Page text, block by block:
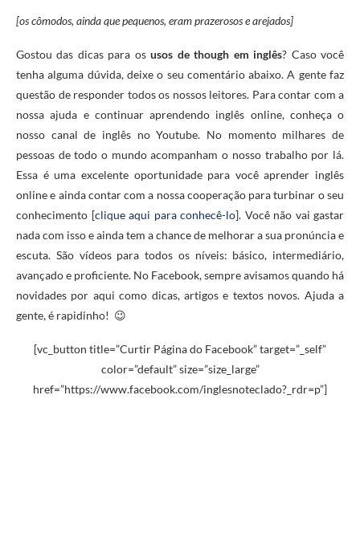
[os cômodos, ainda que pequenos, eram prazerosos e arejados]
Gostou das dicas para osusos de though em inglês? Caso você
tenha alguma dúvida, deixe o seu comentário abaixo. A gente faz
questão de responder todos os nossos leitores. Para contar com a
nossa ajuda e continuar aprendendo inglês online, conheça o
nosso canal de inglês no Youtube. No momento milhares de
pessoas de todo o mundo acompanham o nosso trabalho por lá.
Essa é uma excelente oportunidade para você aprender inglês
online e ainda contar com a nossa cooperação para turbinar o seu
conhecimento [clique aqui para conhecê-lo]. Você não vai gastar
nada com isso e ainda tem a chance de melhorar a sua pronúncia e
escuta. São vídeos para todos os níveis: básico, intermediário,
avançado e proficiente. No Facebook, sempre avisamos quando há
novidades por aqui como dicas, artigos e textos novos. Ajuda a
gente, é rapidinho! 😉
[vc_button title=”Curtir Página do Facebook” target=”_self”
color=”default” size=”size_large”
href=”https://www.facebook.com/inglesnoteclado?_rdr=p”]